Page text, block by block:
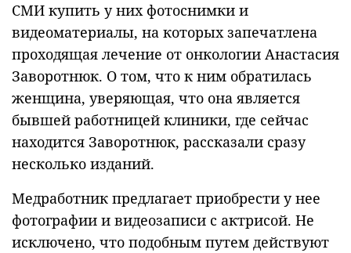
СМИ купить у них фотоснимки и
видеоматериалы, на которых запечатлена
проходящая лечение от онкологии Анастасия
Заворотнюк. О том, что к ним обратилась
женщина, уверяющая, что она является
бывшей работницей клиники, где сейчас
находится Заворотнюк, рассказали сразу
несколько изданий.
Медработник предлагает приобрести у нее
фотографии и видеозаписи с актрисой. Не
исключено, что подобным путем действуют